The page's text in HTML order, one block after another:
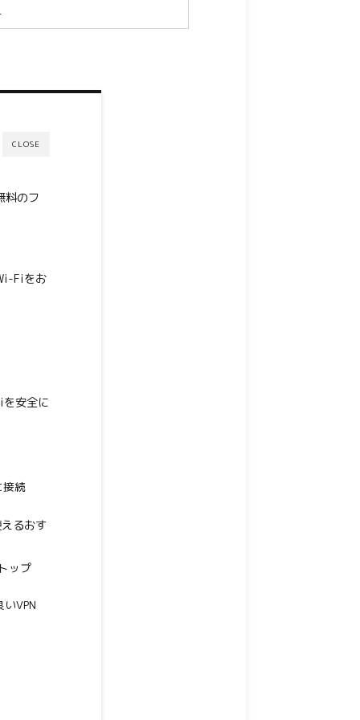
CLOSE
料のフ
Fiをお
を安全に
接続
るおす
ップ
VPN